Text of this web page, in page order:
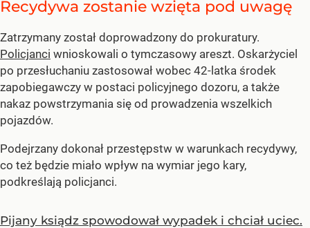
Recydywa zostanie wzięta pod uwagę
Zatrzymany został doprowadzony do prokuratury.
Policjanci wnioskowali o tymczasowy areszt. Oskarżyciel
po przesłuchaniu zastosował wobec 42-latka środek
zapobiegawczy w postaci policyjnego dozoru, a także
nakaz powstrzymania się od prowadzenia wszelkich
pojazdów.
Podejrzany dokonał przestępstw w warunkach recydywy,
co też będzie miało wpływ na wymiar jego kary,
podkreślają policjanci.
Pijany ksiądz spowodował wypadek i chciał uciec.